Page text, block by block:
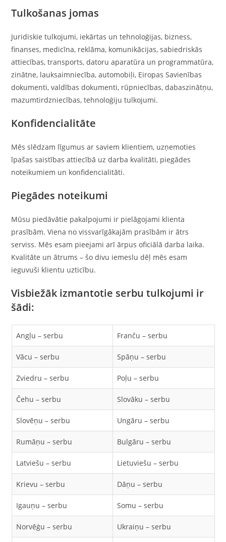
Tulkošanas jomas
Juridiskie tulkojumi, iekārtas un tehnoloģijas, bizness,
finanses, medicīna, reklāma, komunikācijas, sabiedriskās
attiecības, transports, datoru aparatūra un programmatūra,
zinātne, lauksaimniecība, automobiļi, Eiropas Savienības
dokumenti, valdības dokumenti, rūpniecības, dabaszinātņu,
mazumtirdzniecības, tehnoloģiju tulkojumi.
Konfidencialitāte
Mēs slēdzam līgumus ar saviem klientiem, uzņemoties
īpašas saistības attiecībā uz darba kvalitāti, piegādes
noteikumiem un konfidencialitāti.
Piegādes noteikumi
Mūsu piedāvātie pakalpojumi ir pielāgojami klienta
prasībām. Viena no vissvarīgākajām prasībām ir ātrs
serviss. Mēs esam pieejami arī ārpus oficiālā darba laika.
Kvalitāte un ātrums – šo divu iemeslu dēļ mēs esam
ieguvuši klientu uzticību.
Visbiežāk izmantotie serbu tulkojumi ir
šādi:
Angļu – serbu Franču – serbu
Vācu – serbu Spāņu – serbu
Zviedru – serbu Poļu – serbu
Čehu – serbu Slovāku – serbu
Slovēņu – serbu Ungāru – serbu
Rumāņu – serbu Bulgāru – serbu
Latviešu – serbu Lietuviešu – serbu
Krievu – serbu Dāņu – serbu
Igauņu – serbu Somu – serbu
Norvēģu – serbu Ukraiņu – serbu